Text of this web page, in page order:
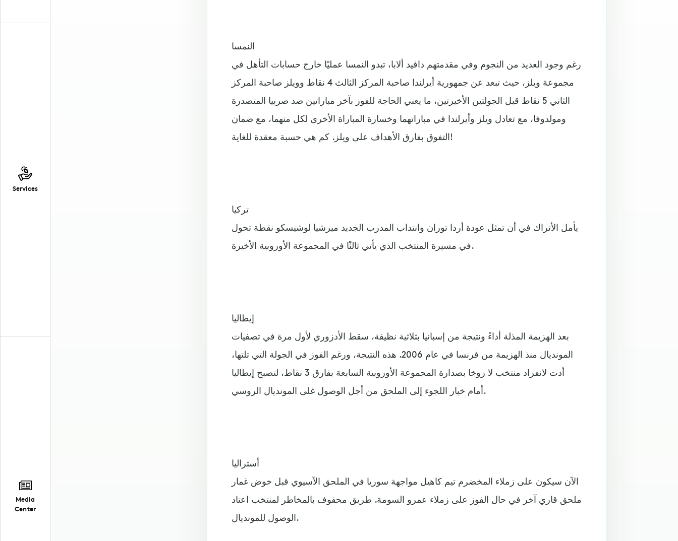
Services
Media
Center
النمسا
رغم وجود العديد من النجوم وفي مقدمتهم دافيد ألابا، تبدو النمسا عمليًا خارج حسابات التأهل في
مجموعة ويلز، حيث تبعد عن جمهورية أيرلندا صاحبة المركز الثالث 4 نقاط وويلز صاحبة المركز
الثاني 5 نقاط قبل الجولتين الأخيرتين، ما يعني الحاجة للفوز بآخر مباراتين ضد صربيا المتصدرة
ومولدوفا، مع تعادل ويلز وأيرلندا في مباراتهما وخسارة المباراة الأخرى لكل منهما، مع ضمان
التفوق بفارق الأهداف على ويلز. كم هي حسبة معقدة للغاية!
تركيا
يأمل الأتراك في أن تمثل عودة أردا توران وانتداب المدرب الجديد ميرشيا لوشيسكو نقطة تحول
في مسيرة المنتخب الذي يأتي ثالثًا في المجموعة الأوروبية الأخيرة.
إيطاليا
بعد الهزيمة المذلة أداءً ونتيجة من إسبانيا بثلاثية نظيفة، سقط الأدزوري لأول مرة في تصفيات
المونديال منذ الهزيمة من فرنسا في عام 2006. هذه النتيجة، ورغم الفوز في الجولة التي تلتها،
أدت لانفراد منتخب لا روخا بصدارة المجموعة الأوروبية السابعة بفارق 3 نقاط، لتصبح إيطاليا
أمام خيار اللجوء إلى الملحق من أجل الوصول غلى المونديال الروسي.
أستراليا
الآن سيكون على زملاء المخضرم تيم كاهيل مواجهة سوريا في الملحق الآسيوي قبل خوض غمار
ملحق قاري آخر في حال الفوز على زملاء عمرو السومة. طريق محفوف بالمخاطر لمنتخب اعتاد
الوصول للمونديال.